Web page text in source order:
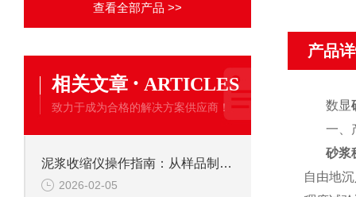
查看全部产品 >>
相关文章 · ARTICLES
致力于成为合格的解决方案供应商！
泥浆收缩仪操作指南：从样品制备到数据解读的标准化流程
2026-02-05
产品
数显
一、
砂浆
自由地